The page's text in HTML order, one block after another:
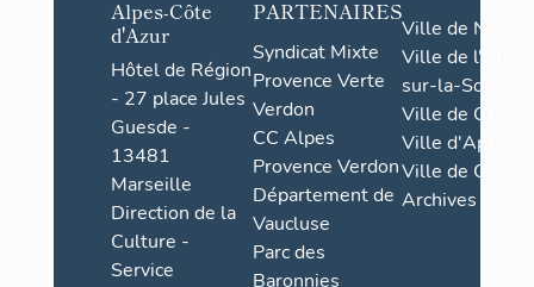
Alpes-Côte
d'Azur
Hôtel de Région
- 27 place Jules
Guesde -
13481
Marseille
Direction de la
Culture -
Service
PARTENAIRES
Syndicat Mixte
Provence Verte
Verdon
CC Alpes
Provence Verdon
Département de
Vaucluse
Parc des
Baronnies
Ville de Nice
Ville de l'Isle-
sur-la-Sorgue
Ville de Grasse
Ville d'Apt
Ville de
Archives